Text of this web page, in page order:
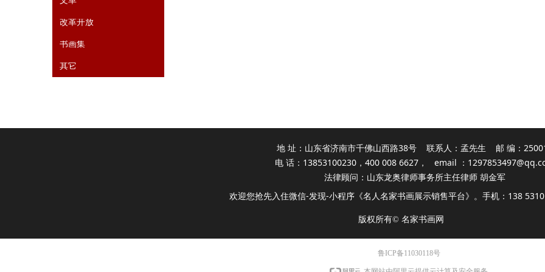
改革开放
书画集
其它
版权所有© 名家书画网
地 址：山东省济南市千佛山西路38号 联系人：孟先生 邮 编：
电 话：13853100230，400 008 6627， email ：
法律顾问：山东龙奥律师事务所主任律师 胡金军
欢迎您抢先入住微信-发现-小程序《名人名家书画展示销售平台》。手机：138 5310
鲁ICP备11030118号